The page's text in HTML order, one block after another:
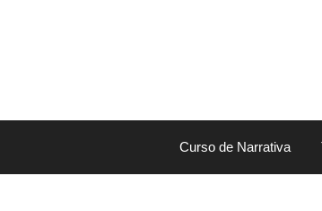
Curso de Narrativa